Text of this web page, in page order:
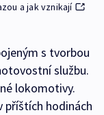
a jak vznikají
s tvorbou
službu.
lokomotivy.
příštích hodinách